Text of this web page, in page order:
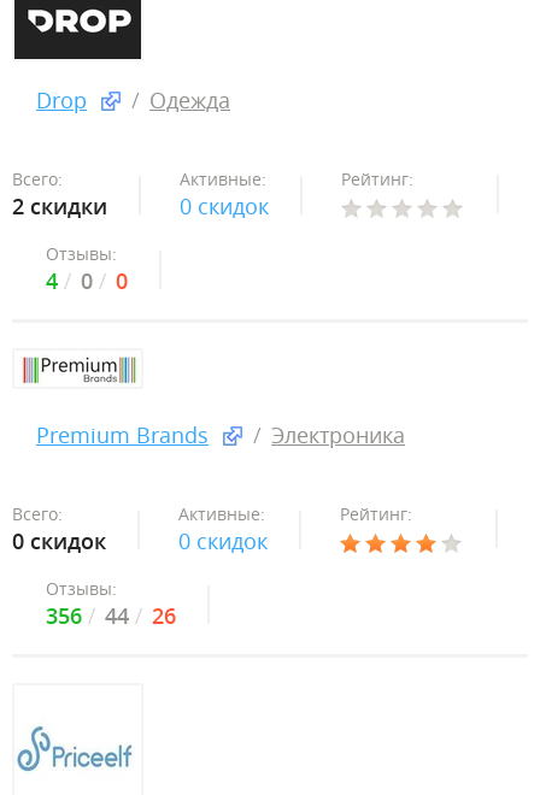
Drop Одежда
Всего:
2 скидки
Активные:
0 скидок
Рейтинг:
Отзывы:
4 0 0
Premium Brands Электроника
Всего:
0 скидок
Активные:
0 скидок
Рейтинг:
Отзывы:
356 44 26